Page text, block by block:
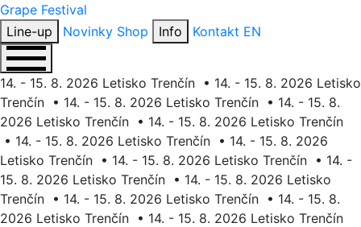
Grape Festival
Line-up
Novinky Shop Info Kontakt EN
14. - 15. 8. 2026 Letisko Trenčín • 14. - 15. 8. 2026 Letisko
Trenčín • 14. - 15. 8. 2026 Letisko Trenčín • 14. - 15. 8.
2026 Letisko Trenčín • 14. - 15. 8. 2026 Letisko Trenčín
• 14. - 15. 8. 2026 Letisko Trenčín • 14. - 15. 8. 2026
Letisko Trenčín • 14. - 15. 8. 2026 Letisko Trenčín • 14. -
15. 8. 2026 Letisko Trenčín • 14. - 15. 8. 2026 Letisko
Trenčín • 14. - 15. 8. 2026 Letisko Trenčín • 14. - 15. 8.
2026 Letisko Trenčín • 14. - 15. 8. 2026 Letisko Trenčín